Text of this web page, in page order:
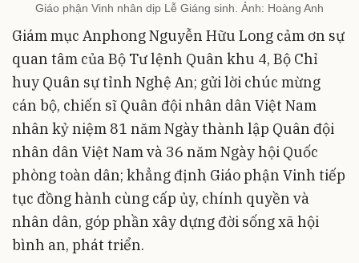
Giáo phận Vinh nhân dịp Lễ Giáng sinh. Ảnh: Hoàng Anh
Giám mục Anphong Nguyễn Hữu Long cảm ơn sự
quan tâm của Bộ Tư lệnh Quân khu 4, Bộ Chỉ
huy Quân sự tỉnh Nghệ An; gửi lời chúc mừng
cán bộ, chiến sĩ Quân đội nhân dân Việt Nam
nhân kỷ niệm 81 năm Ngày thành lập Quân đội
nhân dân Việt Nam và 36 năm Ngày hội Quốc
phòng toàn dân; khẳng định Giáo phận Vinh tiếp
tục đồng hành cùng cấp ủy, chính quyền và
nhân dân, góp phần xây dựng đời sống xã hội
bình an, phát triển.